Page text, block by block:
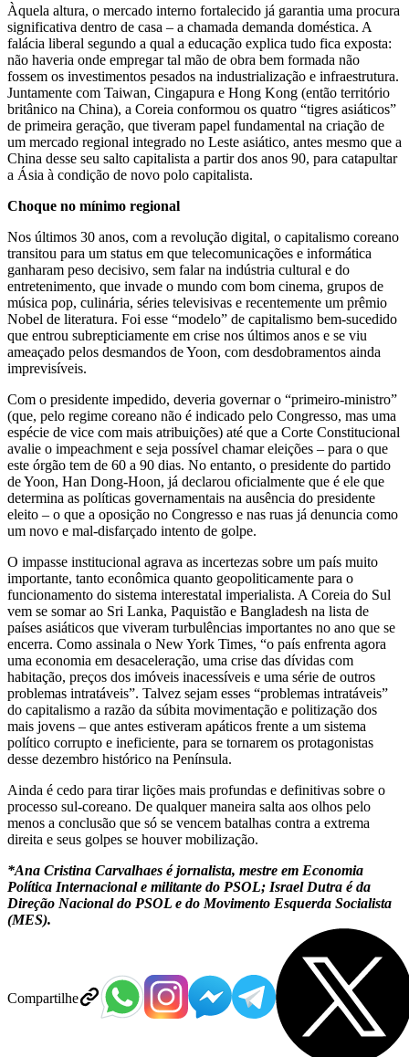
Compartilhe
Àquela altura, o mercado interno fortalecido já garantia uma procura
significativa dentro de casa – a chamada demanda doméstica. A
falácia liberal segundo a qual a educação explica tudo fica exposta:
não haveria onde empregar tal mão de obra bem formada não
fossem os investimentos pesados na industrialização e infraestrutura.
Juntamente com Taiwan, Cingapura e Hong Kong (então território
britânico na China), a Coreia conformou os quatro “tigres asiáticos”
de primeira geração, que tiveram papel fundamental na criação de
um mercado regional integrado no Leste asiático, antes mesmo que a
China desse seu salto capitalista a partir dos anos 90, para catapultar
a Ásia à condição de novo polo capitalista.
Choque no mínimo regional
Nos últimos 30 anos, com a revolução digital, o capitalismo coreano
transitou para um status em que telecomunicações e informática
ganharam peso decisivo, sem falar na indústria cultural e do
entretenimento, que invade o mundo com bom cinema, grupos de
música pop, culinária, séries televisivas e recentemente um prêmio
Nobel de literatura. Foi esse “modelo” de capitalismo bem-sucedido
que entrou subrepticiamente em crise nos últimos anos e se viu
ameaçado pelos desmandos de Yoon, com desdobramentos ainda
imprevisíveis.
Com o presidente impedido, deveria governar o “primeiro-ministro”
(que, pelo regime coreano não é indicado pelo Congresso, mas uma
espécie de vice com mais atribuições) até que a Corte Constitucional
avalie o impeachment e seja possível chamar eleições – para o que
este órgão tem de 60 a 90 dias. No entanto, o presidente do partido
de Yoon, Han Dong-Hoon, já declarou oficialmente que é ele que
determina as políticas governamentais na ausência do presidente
eleito – o que a oposição no Congresso e nas ruas já denuncia como
um novo e mal-disfarçado intento de golpe.
O impasse institucional agrava as incertezas sobre um país muito
importante, tanto econômica quanto geopoliticamente para o
funcionamento do sistema interestatal imperialista. A Coreia do Sul
vem se somar ao Sri Lanka, Paquistão e Bangladesh na lista de
países asiáticos que viveram turbulências importantes no ano que se
encerra. Como assinala o New York Times, “o país enfrenta agora
uma economia em desaceleração, uma crise das dívidas com
habitação, preços dos imóveis inacessíveis e uma série de outros
problemas intratáveis”. Talvez sejam esses “problemas intratáveis”
do capitalismo a razão da súbita movimentação e politização dos
mais jovens – que antes estiveram apáticos frente a um sistema
político corrupto e ineficiente, para se tornarem os protagonistas
desse dezembro histórico na Península.
Ainda é cedo para tirar lições mais profundas e definitivas sobre o
processo sul-coreano. De qualquer maneira salta aos olhos pelo
menos a conclusão que só se vencem batalhas contra a extrema
direita e seus golpes se houver mobilização.
*Ana Cristina Carvalhaes é jornalista, mestre em Economia
Política Internacional e militante do PSOL; Israel Dutra é da
Direção Nacional do PSOL e do Movimento Esquerda Socialista
(MES).